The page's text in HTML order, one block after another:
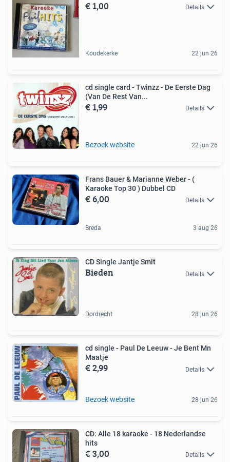
€ 1,00 Details
Koudekerke 22 jun 26
cd single card - Twinzz - De Eerste Dag
(Van De Rest Van...
€ 1,99 Details
Bezoek website 22 jun 26
Frans Bauer & Marianne Weber - (
Karaoke Top 30 ) Dubbel CD
€ 6,00 Details
Breda 3 aug 26
CD Single Jantje Smit
Bieden Details
Dordrecht 28 jun 26
cd single - Paul De Leeuw - Je Bent Mn
Maatje
€ 2,99 Details
Bezoek website 28 jun 26
CD: Alle 18 karaoke - 18 Nederlandse
hits
€ 3,00 Details